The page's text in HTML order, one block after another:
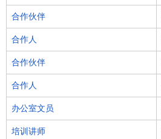
合作伙伴
合作人
合作伙伴
合作人
办公室文员
培训讲师